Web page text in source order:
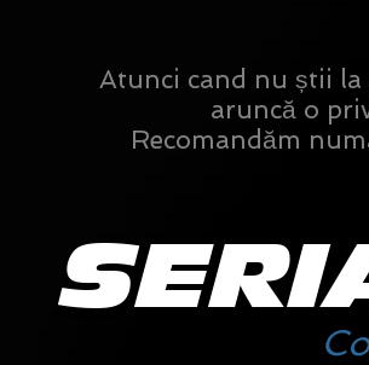
Atunci cand nu știi la
aruncă o
Recomandăm